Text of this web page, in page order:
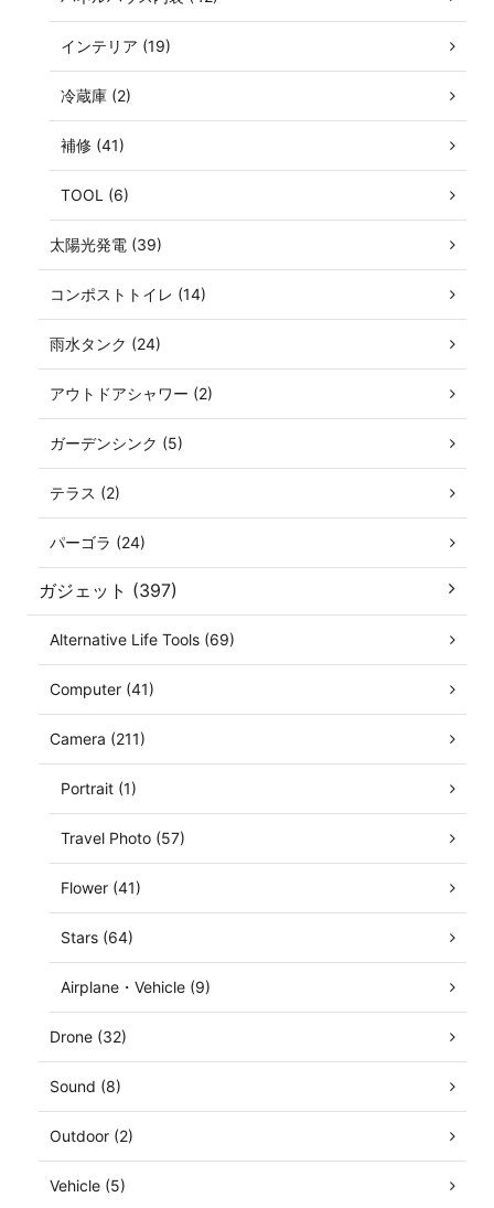
インテリア (19)
冷蔵庫 (2)
補修 (41)
TOOL (6)
太陽光発電 (39)
コンポストトイレ (14)
雨水タンク (24)
アウトドアシャワー (2)
ガーデンシンク (5)
テラス (2)
パーゴラ (24)
ガジェット (397)
Alternative Life Tools (69)
Computer (41)
Camera (211)
Portrait (1)
Travel Photo (57)
Flower (41)
Stars (64)
Airplane・Vehicle (9)
Drone (32)
Sound (8)
Outdoor (2)
Vehicle (5)